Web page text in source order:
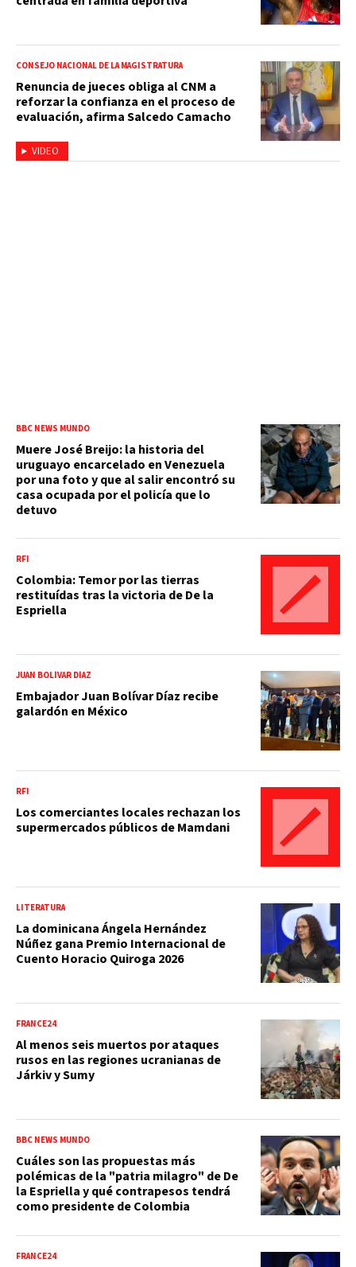
VIDEO
CONSEJO NACIONAL DE LA MAGISTRATURA
Renuncia de jueces obliga al CNM a
reforzar la confianza en el proceso de
evaluación, afirma Salcedo Camacho
BBC NEWS MUNDO
Muere José Breijo: la historia del
uruguayo encarcelado en Venezuela
por una foto y que al salir encontró su
casa ocupada por el policía que lo
detuvo
RFI
Colombia: Temor por las tierras
restituídas tras la victoria de De la
Espriella
JUAN BOLÍVAR DÍAZ
Embajador Juan Bolívar Díaz recibe
galardón en México
RFI
Los comerciantes locales rechazan los
supermercados públicos de Mamdani
LITERATURA
La dominicana Ángela Hernández
Núñez gana Premio Internacional de
Cuento Horacio Quiroga 2026
FRANCE24
Al menos seis muertos por ataques
rusos en las regiones ucranianas de
Járkiv y Sumy
BBC NEWS MUNDO
Cuáles son las propuestas más
polémicas de la "patria milagro" de De
la Espriella y qué contrapesos tendrá
como presidente de Colombia
FRANCE24